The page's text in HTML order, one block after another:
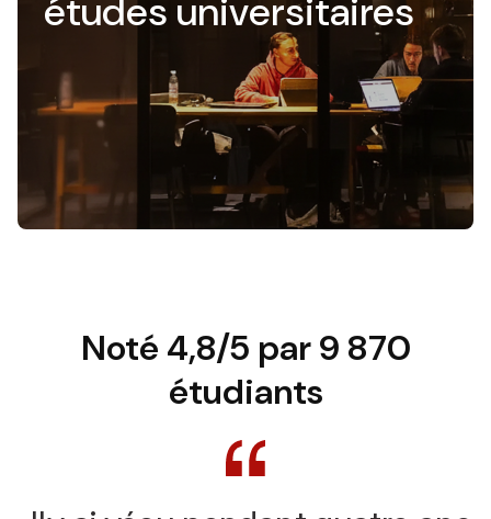
études universitaires
Noté 4,8/5 par 9 870
étudiants